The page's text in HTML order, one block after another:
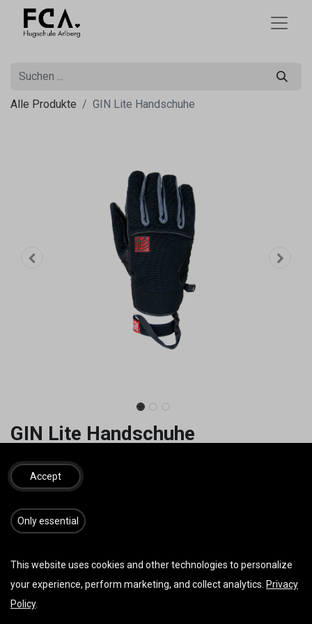
Alle Produkte GIN Lite Handschuhe
GIN Lite Handschuhe
59,00€ inkl. MwSt.
Auf die Wunschliste
AGB
Accept
​​​Only essential
This website uses cookies and other technologies to personalize
your experience, perform marketing, and collect analytics. Privacy
Policy.